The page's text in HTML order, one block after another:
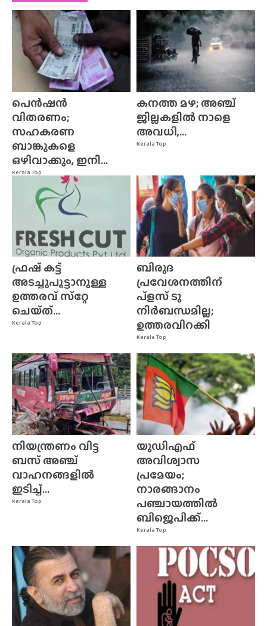
Kerala Top
പെൻഷൻ
വിതരണം;
സഹകരണ
ബാങ്കുകളെ
ഒഴിവാക്കും, ഇനി...
Kerala Top
കനത്ത മഴ; അഞ്ച്
ജില്ലകളിൽ നാളെ
അവധി,...
Kerala Top
ഫ്രഷ് കട്ട്
അടച്ചുപൂട്ടാനുള്ള
ഉത്തരവ് സ്‌റ്റേ
ചെയ്‌ത്‌...
Kerala Top
ബിരുദ
പ്രവേശനത്തിന്
പ്ളസ് ടു
നിർബന്ധമില്ല;
ഉത്തരവിറക്കി
Kerala Top
നിയന്ത്രണം വിട്ട
ബസ് അഞ്ച്
വാഹനങ്ങളിൽ
ഇടിച്ച്...
Kerala Top
യുഡിഎഫ്
അവിശ്വാസ
പ്രമേയം;
നാരങ്ങാനം
പഞ്ചായത്തിൽ
ബിജെപിക്ക്...